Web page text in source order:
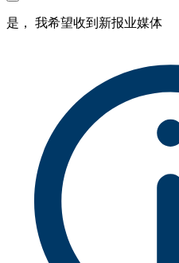
是， 我希望收到新报业媒体